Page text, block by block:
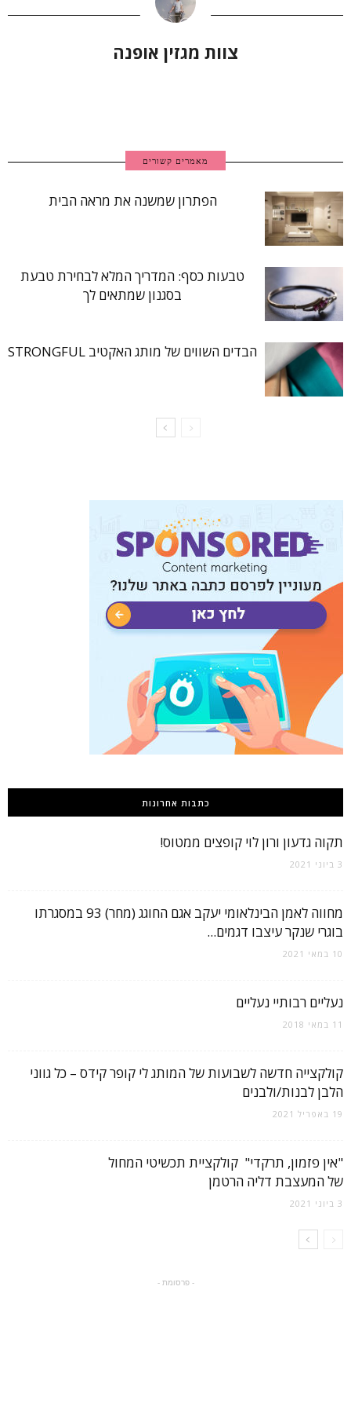
צוות מגזין אופנה
מאמרים קשורים
הפתרון שמשנה את מראה הבית
טבעות כסף: המדריך המלא לבחירת טבעת
בסגנון שמתאים לך
הבדים השווים של מותג האקטיב STRONGFUL
כתבות אחרונות
תקוה גדעון ורון לוי קופצים ממטוס!
3 ביוני 2021
מחווה לאמן הבינלאומי יעקב אגם החוגג (מחר) 93 במסגרתו
בוגרי שנקר עיצבו דגמים...
10 במאי 2021
נעליים רבותיי נעליים
11 במאי 2018
קולקצייה חדשה לשבועות של המותג לי קופר קידס – כל גווני
הלבן לבנות/ולבנים
19 באפריל 2021
"אין פזמון, תרקדי" קולקציית תכשיטי המחול
של המעצבת דליה הרטמן
3 ביוני 2021
- פרסומת -